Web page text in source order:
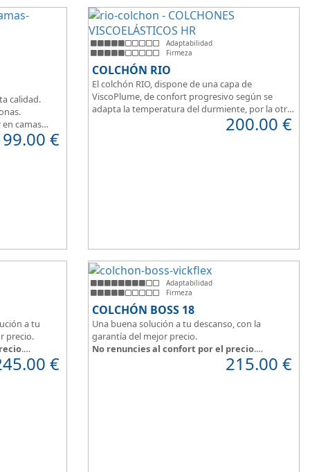
calidad.
camas
€
Adaptabilidad
Firmeza
COLCHÓN RIO
El colchón RIO, dispone de una capa de
ViscoPlume, de confort progresivo según se
adapta la temperatura del durmiente, por la otra
cara del colchón, dispone de capa de confort
Cotton, algodón 100% que brinda una sensación
200.00 €
a tu
precio.
.
y
€
Adaptabilidad
Firmeza
COLCHÓN BOSS 18
Una buena solución a tu descanso, con la
garantía del mejor precio.
No renuncies al confort por el precio.
núcleo firme y
que combinado con el material
215.00 €